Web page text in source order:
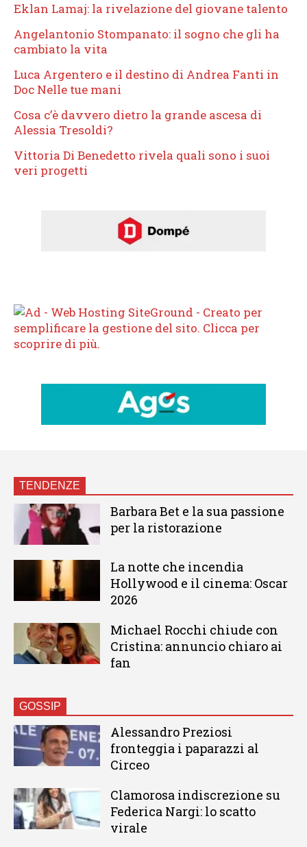
Eklan Lamaj: la rivelazione del giovane talento
Angelantonio Stompanato: il sogno che gli ha
cambiato la vita
Luca Argentero e il destino di Andrea Fanti in
Doc Nelle tue mani
Cosa c’è davvero dietro la grande ascesa di
Alessia Tresoldi?
Vittoria Di Benedetto rivela quali sono i suoi
veri progetti
TENDENZE
Barbara Bet e la sua passione
per la ristorazione
La notte che incendia
Hollywood e il cinema: Oscar
2026
Michael Rocchi chiude con
Cristina: annuncio chiaro ai
fan
GOSSIP
Alessandro Preziosi
fronteggia i paparazzi al
Circeo
Clamorosa indiscrezione su
Federica Nargi: lo scatto
virale